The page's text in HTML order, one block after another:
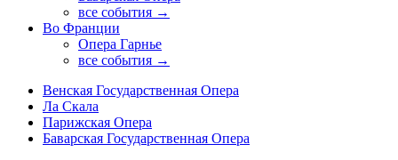
все события →
Во Франции
Опера Гарнье
все события →
Венская Государственная Опера
Ла Скала
Парижская Опера
Баварская Государственная Опера